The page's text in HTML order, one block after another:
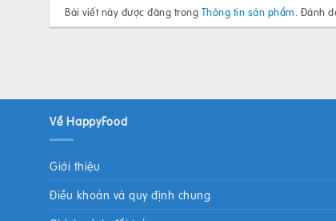
Bài viết này được đăng trong Thông tin sản phẩm. Đánh
Về HappyFood
Giới thiệu
Điều khoản và quy định chung